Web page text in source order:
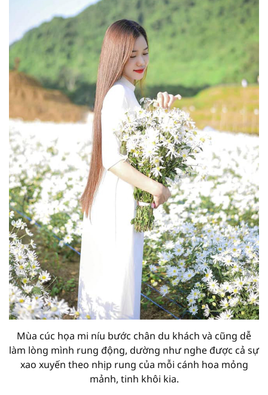
Mùa cúc họa mi níu bước chân du khách và cũng dễ
làm lòng mình rung động, dường như nghe được cả sự
xao xuyến theo nhịp rung của mỗi cánh hoa mỏng
mảnh, tinh khôi kia.